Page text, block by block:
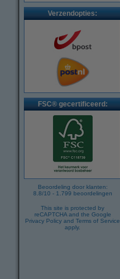
Verzendopties:
FSC® gecertificeerd:
Beoordeling door klanten:
8.8/10 - 1.799 beoordelingen
This site is protected by
reCAPTCHA and the Google
Privacy Policy and Terms of Service
apply.